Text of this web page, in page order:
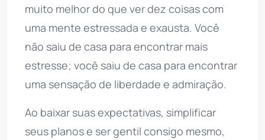
muito melhor do que ver dez coisas com
uma mente estressada e exausta. Você
não saiu de casa para encontrar mais
estresse; você saiu de casa para encontrar
uma sensação de liberdade e admiração.
Ao baixar suas expectativas, simplificar
seus planos e ser gentil consigo mesmo,